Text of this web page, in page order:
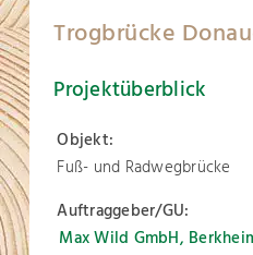
Trogbrücke
Projektüberblick
Objekt:
Fuß- und Radwegbrücke
Auftraggeber/GU:
Max Wild GmbH,